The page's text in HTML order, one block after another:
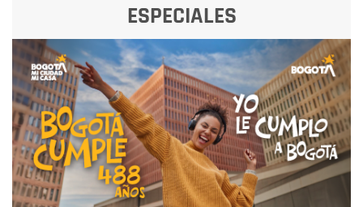
ESPECIALES